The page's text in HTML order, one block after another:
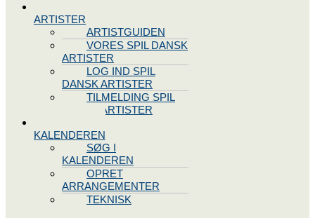
ARTISTER
ARTISTGUIDEN
VORES SPIL DANSK
ARTISTER
LOG IND SPIL
DANSK ARTISTER
TILMELDING SPIL
DANSK ARTISTER
KALENDEREN
SØG I
KALENDEREN
OPRET
ARRANGEMENTER
TEKNISK